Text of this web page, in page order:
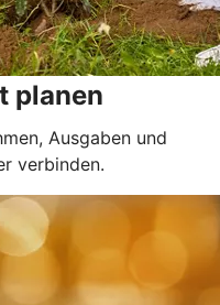
planen
Ausgaben und
verbinden.